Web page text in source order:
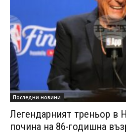
Последни новини
Легендарният треньор в
почина на 86-годишна